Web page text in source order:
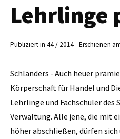
Lehrlinge
Publiziert in 44 / 2014 - Erschienen
Schlanders - Auch heuer
Körperschaft für Handel und
Lehrlinge und Fachschüler des
Verwaltung. Alle jene, die mit
höher abschließen, dürfen sich